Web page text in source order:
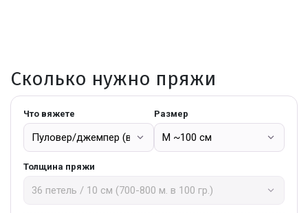
Сколько нужно пряжи
Что вяжете Размер
Толщина пряжи